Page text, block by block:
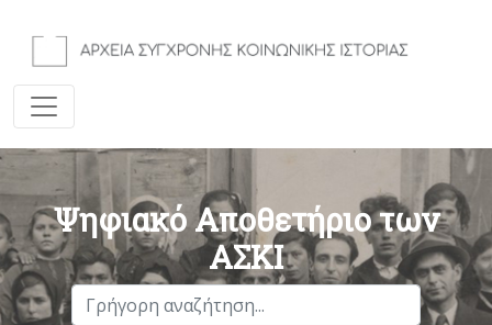
Ψηφιακό Αποθετήριο των
ΑΣΚΙ